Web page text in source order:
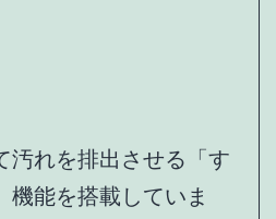
汚れを排出させる「す
機能を搭載していま